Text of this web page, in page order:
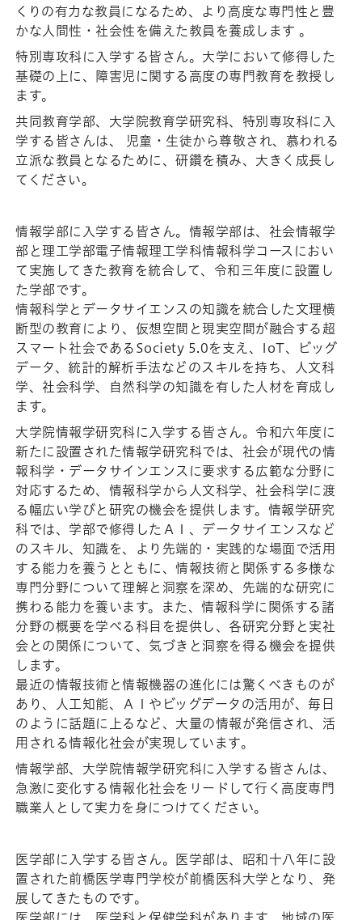
くりの有力な教員になるため、より高度な専門性と豊
かな人間性・社会性を備えた教員を養成します 。
特別専攻科に入学する皆さん。大学において修得した
基礎の上に、障害児に関する高度の専門教育を教授し
ます。
共同教育学部、大学院教育学研究科、特別専攻科に入
学する皆さんは、 児童・生徒から尊敬され、慕われる
立派な教員となるために、研鑽を積み、大きく成長し
てください。
情報学部に入学する皆さん。情報学部は、社会情報学
部と理工学部電子情報理工学科情報科学コースにおい
て実施してきた教育を統合して、令和三年度に設置し
た学部です。
情報科学とデータサイエンスの知識を統合した文理横
断型の教育により、仮想空間と現実空間が融合する超
スマート社会であるSociety 5.0を支え、IoT、ビッグ
データ、統計的解析手法などのスキルを持ち、人文科
学、社会科学、自然科学の知識を有した人材を育成し
ます。
大学院情報学研究科に入学する皆さん。令和六年度に
新たに設置された情報学研究科では、社会が現代の情
報科学・データサインエンスに要求する広範な分野に
対応するため、情報科学から人文科学、社会科学に渡
る幅広い学びと研究の機会を提供します。情報学研究
科では、学部で修得したＡＩ、データサイエンスなど
のスキル、知識を、より先端的・実践的な場面で活用
する能力を養うとともに、情報技術と関係する多様な
専門分野について理解と洞察を深め、先端的な研究に
携わる能力を養います。また、情報科学に関係する諸
分野の概要を学べる科目を提供し、各研究分野と実社
会との関係について、気づきと洞察を得る機会を提供
します。
最近の情報技術と情報機器の進化には驚くべきものが
あり、人工知能、ＡＩやビッグデータの活用が、毎日
のように話題に上るなど、大量の情報が発信され、活
用される情報化社会が実現しています。
情報学部、大学院情報学研究科に入学する皆さんは、
急激に変化する情報化社会をリードして行く高度専門
職業人として実力を身につけてください。
医学部に入学する皆さん。医学部は、昭和十八年に設
置された前橋医学専門学校が前橋医科大学となり、発
展してきたものです。